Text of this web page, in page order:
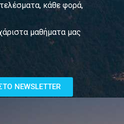
κάθε φορά,
μαθήματα μας
ΝEWSLETTER